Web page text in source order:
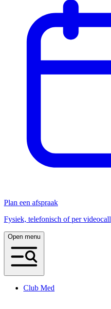
Plan een afspraak
Fysiek, telefonisch of per videocall
Open menu
Club Med